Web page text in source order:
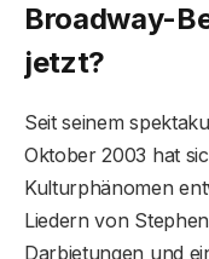
Broadway-
jetzt?
Seit seinem
Oktober 2003 hat
Kulturphänomen
Liedern von
Darbietungen und